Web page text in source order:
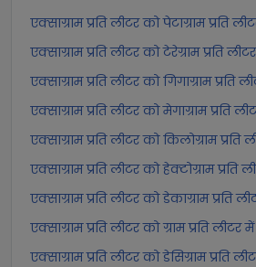
एक्साग्राम प्रति लीटर को पेटाग्राम प्रति
एक्साग्राम प्रति लीटर को टेरेग्राम प्रति
एक्साग्राम प्रति लीटर को गिगाग्राम प्रति
एक्साग्राम प्रति लीटर को मेगाग्राम प्रति
एक्साग्राम प्रति लीटर को किलोग्राम
एक्साग्राम प्रति लीटर को हेक्टोग्राम प्रति
एक्साग्राम प्रति लीटर को डेकाग्राम प्रति
एक्साग्राम प्रति लीटर को ग्राम प्रति लीटर
एक्साग्राम प्रति लीटर को डेसिग्राम प्रति